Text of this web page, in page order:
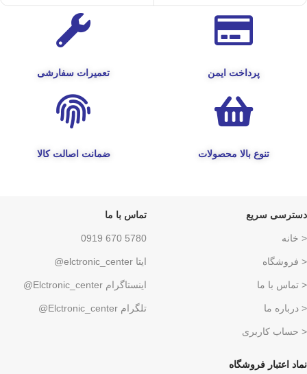
پرداخت ایمن تعمیرات سفارشی
تنوع بالا محصولات ضمانت اصالت کالا
دسترسی سریع
< خانه
< فروشگاه
< تماس با ما
< درباره ما
< حساب کاربری
تماس با ما
5780 670 0919
ایتا elctronic_center@
اینستاگرام Elctronic_center@
تلگرام Elctronic_center@
نماد اعتبار فروشگاه